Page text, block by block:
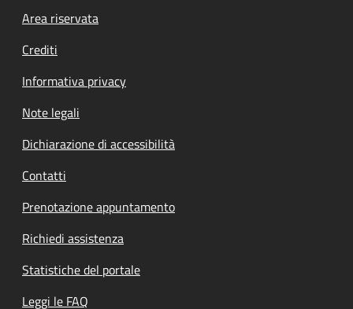
Footer menu
Area riservata
Crediti
Informativa privacy
Note legali
Dichiarazione di accessibilità
Contatti
Prenotazione appuntamento
Richiedi assistenza
Statistiche del portale
Leggi le FAQ